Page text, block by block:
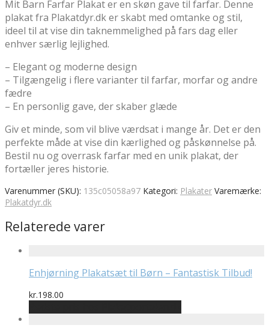
Mit Barn Farfar Plakat er en skøn gave til farfar. Denne
plakat fra Plakatdyr.dk er skabt med omtanke og stil,
ideel til at vise din taknemmelighed på fars dag eller
enhver særlig lejlighed.
– Elegant og moderne design
– Tilgængelig i flere varianter til farfar, morfar og andre
fædre
– En personlig gave, der skaber glæde
Giv et minde, som vil blive værdsat i mange år. Det er den
perfekte måde at vise din kærlighed og påskønnelse på.
Bestil nu og overrask farfar med en unik plakat, der
fortæller jeres historie.
Varenummer (SKU): 135c05058a97 Kategori: Plakater Varemærke:
Plakatdyr.dk
Relaterede varer
Enhjørning Plakatsæt til Børn – Fantastisk Tilbud!
kr.198.00